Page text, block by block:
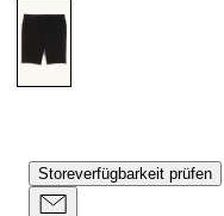
Storeverfügbarkeit prüfen